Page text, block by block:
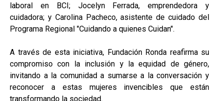
laboral en BCI; Jocelyn Ferrada, emprendedora y
cuidadora; y Carolina Pacheco, asistente de cuidado del
Programa Regional "Cuidando a quienes Cuidan".
A través de esta iniciativa, Fundación Ronda reafirma su
compromiso con la inclusión y la equidad de género,
invitando a la comunidad a sumarse a la conversación y
reconocer a estas mujeres invencibles que están
transformando la sociedad.